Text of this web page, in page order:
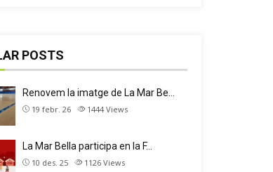
POSTS
Renovem la imatge de La Mar Be…
19 febr. 26 1444 Views
La Mar Bella participa en la F…
10 des. 25 1126 Views